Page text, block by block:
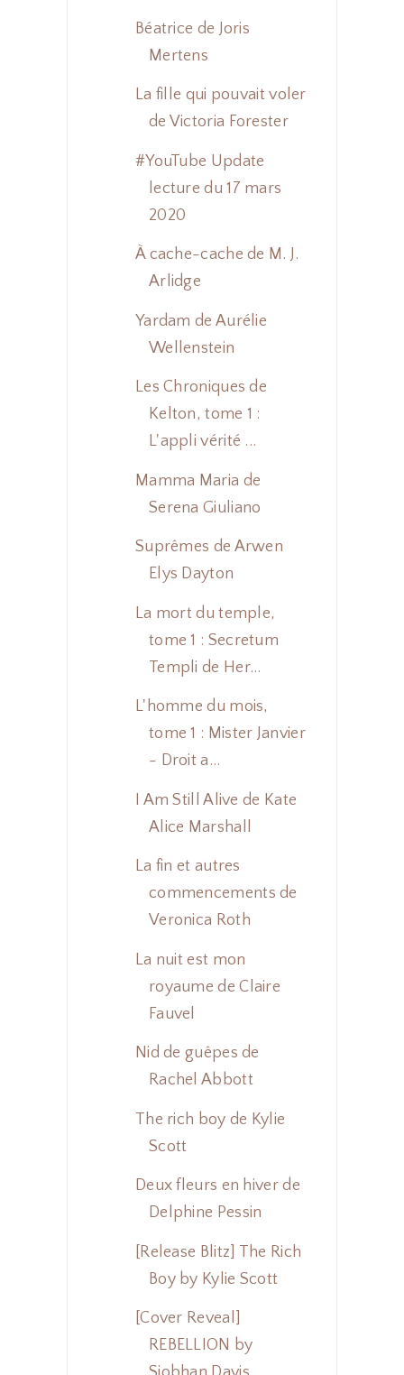
Béatrice de Joris
Mertens
La fille qui pouvait voler
de Victoria Forester
#YouTube Update
lecture du 17 mars
2020
À cache-cache de M. J.
Arlidge
Yardam de Aurélie
Wellenstein
Les Chroniques de
Kelton, tome 1 :
L'appli vérité ...
Mamma Maria de
Serena Giuliano
Suprêmes de Arwen
Elys Dayton
La mort du temple,
tome 1 : Secretum
Templi de Her...
L'homme du mois,
tome 1 : Mister Janvier
- Droit a...
I Am Still Alive de Kate
Alice Marshall
La fin et autres
commencements de
Veronica Roth
La nuit est mon
royaume de Claire
Fauvel
Nid de guêpes de
Rachel Abbott
The rich boy de Kylie
Scott
Deux fleurs en hiver de
Delphine Pessin
[Release Blitz] The Rich
Boy by Kylie Scott
[Cover Reveal]
REBELLION by